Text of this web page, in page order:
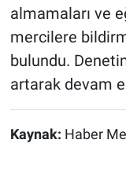
almamaları ve
mercilere
bulundu.
artarak devam
Kaynak: Haber